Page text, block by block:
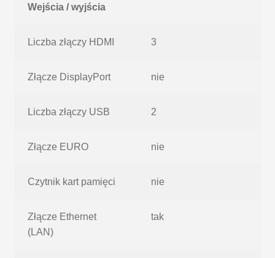
Wejścia / wyjścia
Liczba złączy HDMI 3
Złącze DisplayPort nie
Liczba złączy USB 2
Złącze EURO nie
Czytnik kart pamięci nie
Złącze Ethernet
(LAN)
tak